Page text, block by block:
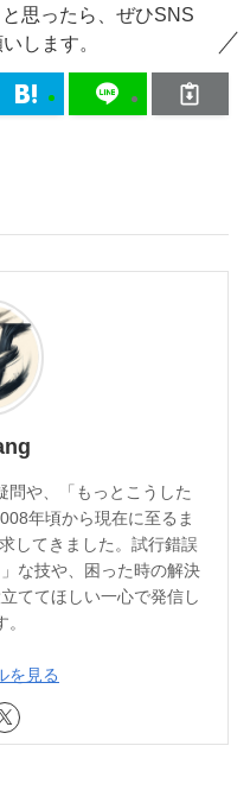
思ったら、ぜひSNS
します。
問や、「もっとこうした
年頃から現在に至るま
してきました。試行錯誤
な技や、困った時の解決
ててほしい一心で発信し
を見る